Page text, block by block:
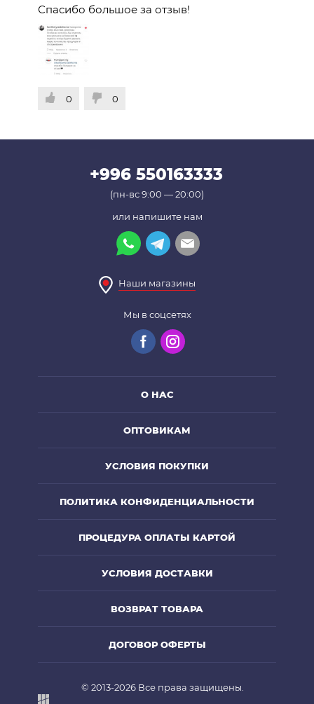
Спасибо большое за отзыв!
0 0
+996 550163333
(пн-вс 9:00 — 20:00)
или напишите нам
Наши магазины
Мы в соцсетях
О НАС
ОПТОВИКАМ
УСЛОВИЯ ПОКУПКИ
ПОЛИТИКА КОНФИДЕНЦИАЛЬНОСТИ
ПРОЦЕДУРА ОПЛАТЫ КАРТОЙ
УСЛОВИЯ ДОСТАВКИ
ВОЗВРАТ ТОВАРА
ДОГОВОР ОФЕРТЫ
© 2013-2026 Все права защищены.